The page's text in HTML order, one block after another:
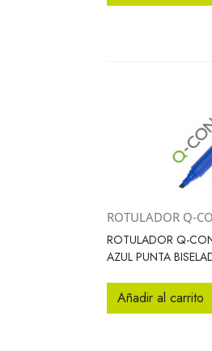
ROTULADOR Q-
ROTULADOR Q-
AZUL PUNTA
Añadir al carrito